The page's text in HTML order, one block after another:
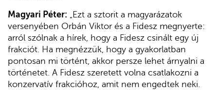
Magyari Péter: „Ezt a sztorit a magyarázatok
versenyében Orbán Viktor és a Fidesz megnyerte:
arról szólnak a hírek, hogy a Fidesz csinált egy új
frakciót. Ha megnézzük, hogy a gyakorlatban
pontosan mi történt, akkor persze lehet árnyalni a
történetet. A Fidesz szeretett volna csatlakozni a
konzervatív frakcióhoz, amit nem engedtek neki.